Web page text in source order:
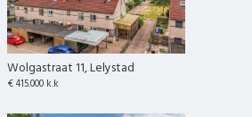
Wolgastraat 11, Lelystad
€ 415.000 k.k